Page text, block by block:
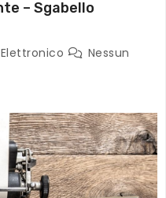
– Sgabello
Nessun